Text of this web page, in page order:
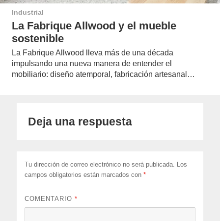
Industrial
La Fabrique Allwood y el mueble
sostenible
La Fabrique Allwood lleva más de una década
impulsando una nueva manera de entender el
mobiliario: diseño atemporal, fabricación artesanal…
Deja una respuesta
Tu dirección de correo electrónico no será publicada. Los
campos obligatorios están marcados con*
COMENTARIO*